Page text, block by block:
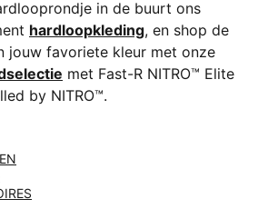
in de buurt ons
hardloopkleding, en shop de
jouw favoriete kleur met onze
met Fast-R NITRO™ Elite
by NITRO™.